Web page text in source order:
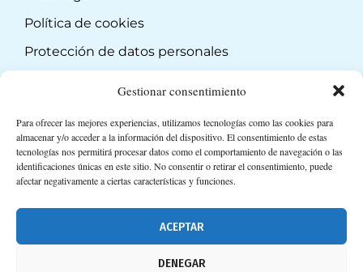
Gestionar consentimiento
Para ofrecer las mejores experiencias, utilizamos tecnologías como las cookies para
almacenar y/o acceder a la información del dispositivo. El consentimiento de estas
tecnologías nos permitirá procesar datos como el comportamiento de navegación o las
identificaciones únicas en este sitio. No consentir o retirar el consentimiento, puede
afectar negativamente a ciertas características y funciones.
ACEPTAR
DENEGAR
Política de cookies
Protección de datos personales